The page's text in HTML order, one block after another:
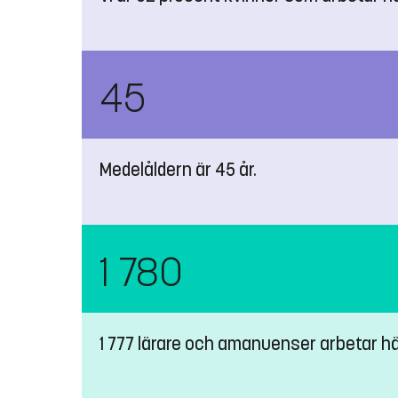
45
Medelåldern är 45 år.
1 780
1 777 lärare och amanuenser arbetar